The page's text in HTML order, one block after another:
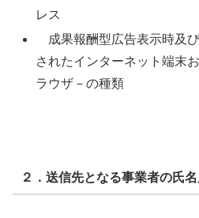
レス
成果報酬型広告表示時及
されたインターネット端末
ラウザ－の種類
２．送信先となる事業者の氏